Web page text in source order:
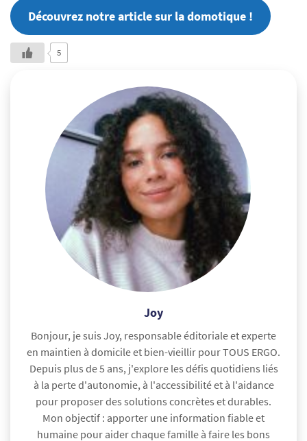
Découvrez notre article sur la domotique !
5
Joy
Bonjour, je suis Joy, responsable éditoriale et experte
en maintien à domicile et bien-vieillir pour TOUS ERGO.
Depuis plus de 5 ans, j'explore les défis quotidiens liés
à la perte d'autonomie, à l'accessibilité et à l'aidance
pour proposer des solutions concrètes et durables.
Mon objectif : apporter une information fiable et
humaine pour aider chaque famille à faire les bons